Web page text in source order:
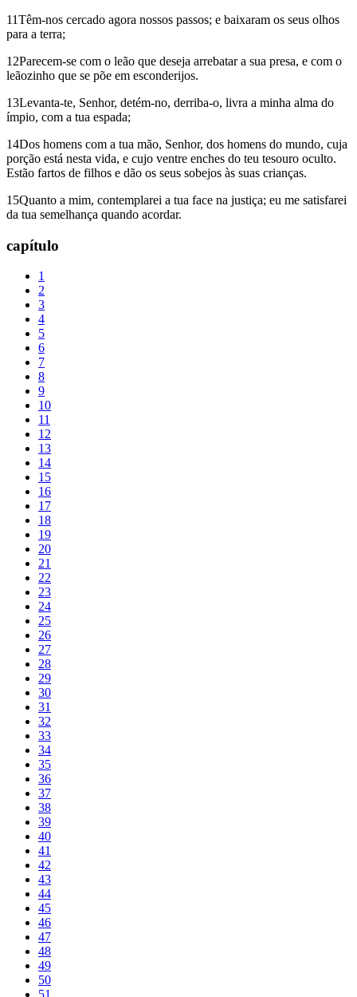
11Têm-nos cercado agora nossos passos; e baixaram os seus olhos
para a terra;
12Parecem-se com o leão que deseja arrebatar a sua presa, e com o
leãozinho que se põe em esconderijos.
13Levanta-te, Senhor, detém-no, derriba-o, livra a minha alma do
ímpio, com a tua espada;
14Dos homens com a tua mão, Senhor, dos homens do mundo, cuja
porção está nesta vida, e cujo ventre enches do teu tesouro oculto.
Estão fartos de filhos e dão os seus sobejos às suas crianças.
15Quanto a mim, contemplarei a tua face na justiça; eu me satisfarei
da tua semelhança quando acordar.
capítulo
1
2
3
4
5
6
7
8
9
10
11
12
13
14
15
16
17
18
19
20
21
22
23
24
25
26
27
28
29
30
31
32
33
34
35
36
37
38
39
40
41
42
43
44
45
46
47
48
49
50